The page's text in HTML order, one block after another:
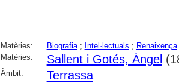
Matèries: Biografia; Intel·lectuals ; Renaixença
Matèries:
Sallent i Gotés, Àngel
Àmbit: Terrassa